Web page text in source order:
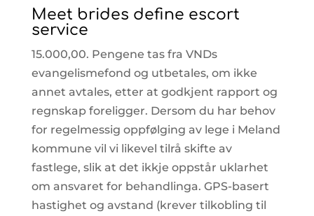
Meet brides define escort
service
15.000,00. Pengene tas fra VNDs
evangelismefond og utbetales, om ikke
annet avtales, etter at godkjent rapport og
regnskap foreligger. Dersom du har behov
for regelmessig oppfølging av lege i Meland
kommune vil vi likevel tilrå skifte av
fastlege, slik at det ikkje oppstår uklarhet
om ansvaret for behandlinga. GPS-basert
hastighet og avstand (krever tilkobling til